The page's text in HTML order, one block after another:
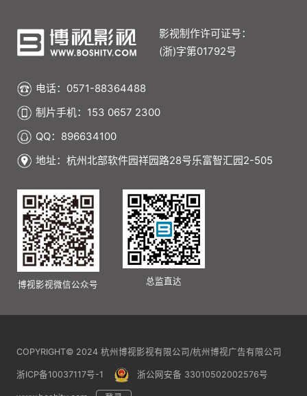
影视制作许可证号：
(浙)字第01792号
电话：0571-88364488
制片手机：153 0657 2300
QQ：896634100
地址：杭州北部软件园祥园路28号乐富智汇园2-505
博视影视微信公众号 总监直达
COPYRIGHT© 2024 杭州博视影视有限公司/杭州博视广告有限公司
浙ICP备10037117号-1 浙公网安备 33010502002576号